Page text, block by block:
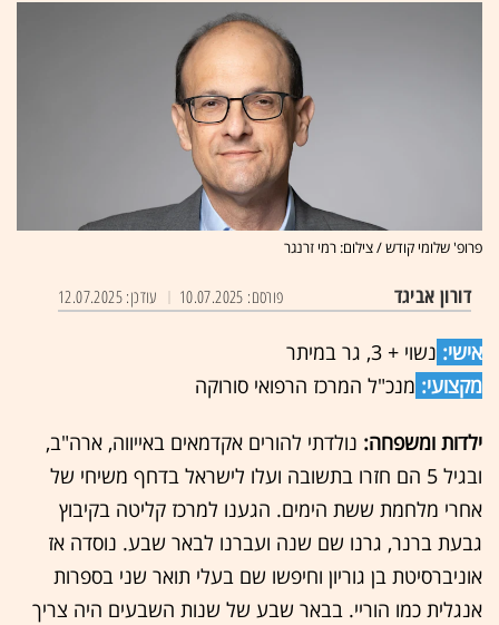
פרופ' שלומי קודש / צילום: רמי זרנגר
דורון אביגד עודכן: 12.07.2025 פורסם: 10.07.2025
אישי: נשוי + 3, גר במיתר
מקצועי: מנכ"ל המרכז הרפואי סורוקה
ילדות ומשפחה: נולדתי להורים אקדמאים באייווה, ארה"ב,
ובגיל 5 הם חזרו בתשובה ועלו לישראל בדחף משיחי של
אחרי מלחמת ששת הימים. הגענו למרכז קליטה בקיבוץ
גבעת ברנר, גרנו שם שנה ועברנו לבאר שבע. נוסדה אז
אוניברסיטת בן גוריון וחיפשו שם בעלי תואר שני בספרות
אנגלית כמו הוריי. בבאר שבע של שנות השבעים היה צריך